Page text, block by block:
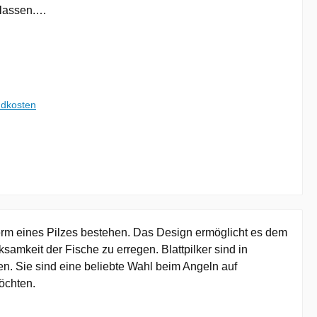
Jig
Du
findest.
beim
dieeines Pilzes bestehen. Das Design ermöglicht es dem
der Fische zu erregen. Blattpilker sind in
Sie sind eine beliebte Wahl beim Angeln auf